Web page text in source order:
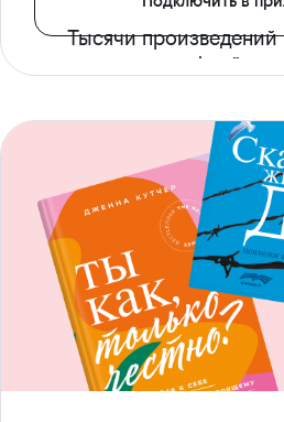
Тысячи произведений
с доступом офлайн